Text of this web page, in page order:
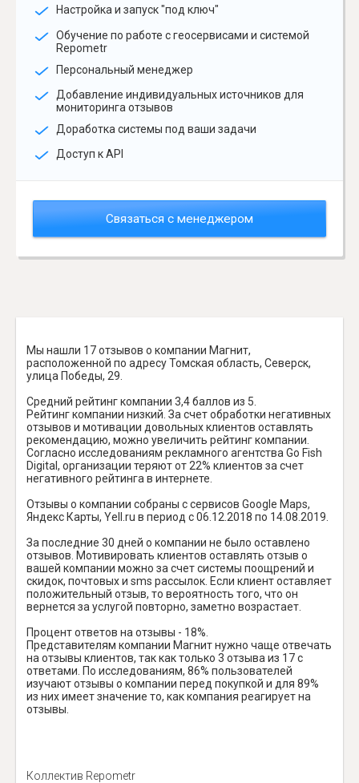
Настройка и запуск "под ключ"
Обучение по работе с геосервисами и системой
Repometr
Персональный менеджер
Добавление индивидуальных источников для
мониторинга отзывов
Доработка системы под ваши задачи
Доступ к API
Связаться с менеджером
Мы нашли 17 отзывов о компании Магнит,
расположенной по адресу Томская область, Северск,
улица Победы, 29.
Средний рейтинг компании 3,4 баллов из 5.
Рейтинг компании низкий. За счет обработки негативных
отзывов и мотивации довольных клиентов оставлять
рекомендацию, можно увеличить рейтинг компании.
Согласно исследованиям рекламного агентства Go Fish
Digital, организации теряют от 22% клиентов за счет
негативного рейтинга в интернете.
Отзывы о компании собраны с сервисов Google Maps,
Яндекс Карты, Yell.ru в период с 06.12.2018 по 14.08.2019.
За последние 30 дней о компании не было оставлено
отзывов. Мотивировать клиентов оставлять отзыв о
вашей компании можно за счет системы поощрений и
скидок, почтовых и sms рассылок. Если клиент оставляет
положительный отзыв, то вероятность того, что он
вернется за услугой повторно, заметно возрастает.
Процент ответов на отзывы - 18%.
Представителям компании Магнит нужно чаще отвечать
на отзывы клиентов, так как только 3 отзыва из 17 с
ответами. По исследованиям, 86% пользователей
изучают отзывы о компании перед покупкой и для 89%
из них имеет значение то, как компания реагирует на
отзывы.
Коллектив Repometr